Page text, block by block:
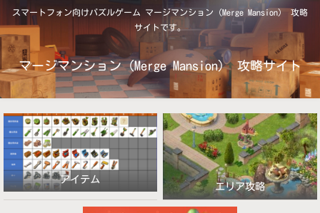
スマートフォン向けパズルゲーム マージマンション（Merge Mansion） 攻略
サイトです。
マージマンション（Merge Mansion） 攻略サイト
アイテム
エリア攻略